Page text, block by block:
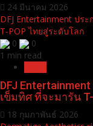
24 มีนาคม 2026
DFJ Entertainment ประ
T-POP ไทยสู่ระดับโลก
0
0
1 min read
DFJ Entertainment
เข็มทิศ ที่จะมารัน
18 กุมภาพันธ์ 2026